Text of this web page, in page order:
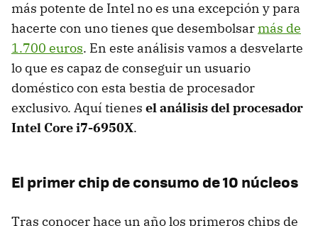
más potente de Intel no es una excepción y para
hacerte con uno tienes que desembolsarmás de
1.700 euros. En este análisis vamos a desvelarte
lo que es capaz de conseguir un usuario
doméstico con esta bestia de procesador
exclusivo. Aquí tienes el análisis del procesador
Intel Core i7-6950X.
El primer chip de consumo de 10 núcleos
Tras conocer hace un año los primeros chips de